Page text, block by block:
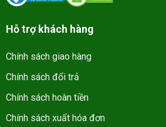
Hỗ trợ khách hàng
Chính sách giao hàng
Chính sách đổi trả
Chính sách hoàn tiền
Chính sách xuất hóa đơn